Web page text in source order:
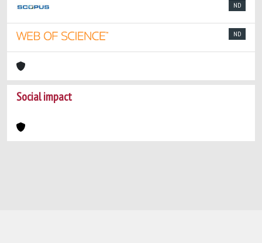
ND
ND
Social impact